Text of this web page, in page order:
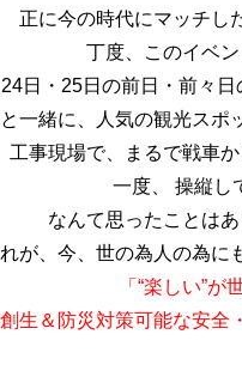
正に今の時代にマッチし
丁度、このイベ
日・25日の前日・前々日
一緒に、人気の観光スポ
工事現場で、まるで戦車
一度、 操縦し
なんて思ったことは
が、今、世の為人の為に
「“楽しい”が
生＆防災対策可能な安全